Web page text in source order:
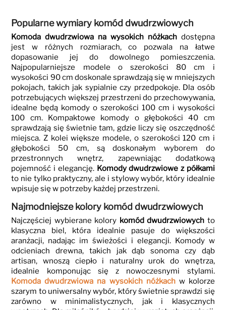
Popularne wymiary komód dwudrzwiowych
Komoda dwudrzwiowa na wysokich nóżkachdostępna
jest w różnych rozmiarach, co pozwala na łatwe
dopasowanie jej do dowolnego pomieszczenia.
Najpopularniejsze modele o szerokości 80 cm i
wysokości 90 cm doskonale sprawdzają się w mniejszych
pokojach, takich jak sypialnie czy przedpokoje. Dla osób
potrzebujących większej przestrzeni do przechowywania,
idealne będą komody o szerokości 100 cm i wysokości
100 cm. Kompaktowe komody o głębokości 40 cm
sprawdzają się świetnie tam, gdzie liczy się oszczędność
miejsca. Z kolei większe modele, o szerokości 120 cm i
głębokości 50 cm, są doskonałym wyborem do
przestronnych wnętrz, zapewniając dodatkową
pojemność i elegancję. Komody dwudrzwiowe z półkami
to nie tylko praktyczny, ale i stylowy wybór, który idealnie
wpisuje się w potrzeby każdej przestrzeni.
Najmodniejsze kolory komód dwudrzwiowych
Najczęściej wybierane kolory komód dwudrzwiowych to
klasyczna biel, która idealnie pasuje do większości
aranżacji, nadając im świeżości i elegancji. Komody w
odcieniach drewna, takich jak dąb sonoma czy dąb
artisan, wnoszą ciepło i naturalny urok do wnętrza,
idealnie komponując się z nowoczesnymi stylami.
Komoda dwudrzwiowa na wysokich nóżkachw kolorze
szarym to uniwersalny wybór, który świetnie sprawdzi się
zarówno w minimalistycznych, jak i klasycznych